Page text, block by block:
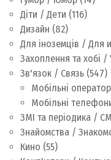
Діти / Дети (116)
Дизайн (82)
Для іноземців / Для
Захоплення та хобі
Зв'язок / Связь (547)
Мобільні
Мобільні
ЗМІ та періодика /
Знайомства /
Кино (55)